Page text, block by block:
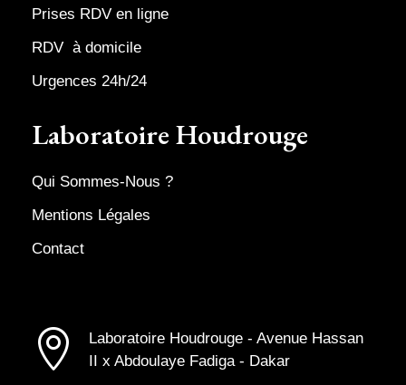
Prises RDV en ligne
RDV à domicile
Urgences 24h/24
Laboratoire Houdrouge
Qui Sommes-Nous ?
Mentions Légales
Contact

Laboratoire Houdrouge - Avenue Hassan
II x Abdoulaye Fadiga - Dakar